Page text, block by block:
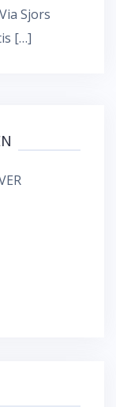
Sjors
[…]